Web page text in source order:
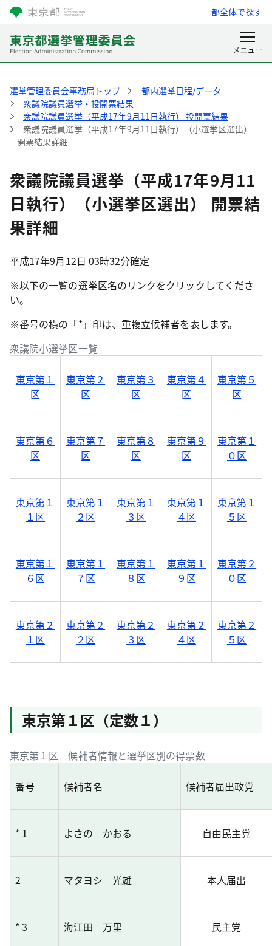
都全体で探す
選挙管理委員会事務局トップ
都内選挙日程/データ
衆議院議員選挙・投開票結果
衆議院議員選挙（平成17年9月11日執行） 投開票結果
衆議院議員選挙（平成17年9月11日執行）（小選挙区選出）
開票結果詳細
衆議院議員選挙（平成17年9月11
日執行）（小選挙区選出） 開票結
果詳細
平成17年9月12日 03時32分確定
※以下の一覧の選挙区名のリンクをクリックしてくださ
い。
※番号の横の「*」印は、重複立候補者を表します。
衆議院小選挙区一覧
東京第１
区
東京第２
区
東京第３
区
東京第４
区
東京第５
区
東京第６
区
東京第７
区
東京第８
区
東京第９
区
東京第１
０区
東京第１
１区
東京第１
２区
東京第１
３区
東京第１
４区
東京第１
５区
東京第１
６区
東京第１
７区
東京第１
８区
東京第１
９区
東京第２
０区
東京第２
１区
東京第２
２区
東京第２
３区
東京第２
４区
東京第２
５区
東京第１区（定数１）
東京第１区 候補者情報と選挙区別の得票数
番号 候補者名 候補者届出政党
* 1 よさの かおる 自由民主党
2 マタヨシ 光雄 本人届出
* 3 海江田 万里 民主党